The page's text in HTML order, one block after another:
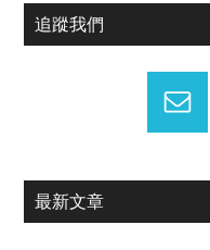
Primary
追蹤我們
最新文章